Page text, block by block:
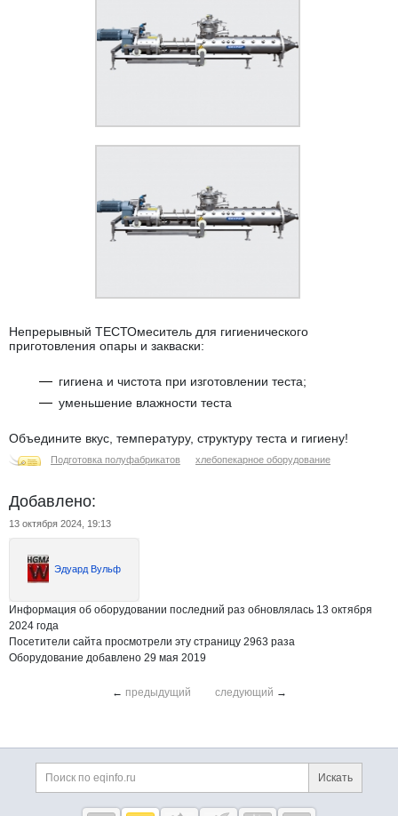
Непрерывный ТЕСТОмеситель для гигиенического
приготовления опары и закваски:
гигиена и чистота при изготовлении теста;
уменьшение влажности теста
Объедините вкус, температуру, структуру теста и гигиену!
Подготовка полуфабрикатов хлебопекарное оборудование
Добавлено:
13 октября 2024, 19:13
Эдуард Вульф
Информация об оборудовании последний раз обновлялась 13 октября
2024 года
Посетители сайта просмотрели эту страницу 2963 раза
Оборудование добавлено 29 мая 2019
← предыдущий следующий →
Дополнительная информация
Поиск по сайту и
Искать